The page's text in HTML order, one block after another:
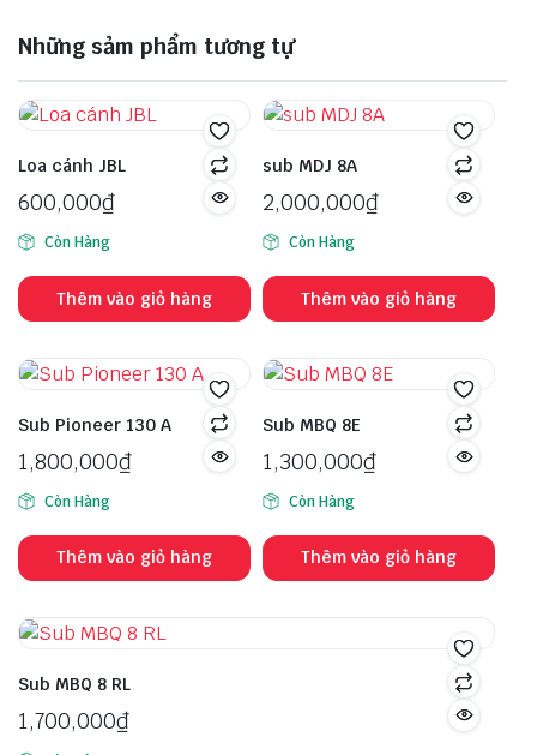
Những sảm phẩm tương tự
Loa cánh JBL
600,000₫
Còn Hàng
Thêm vào giỏ hàng
sub MDJ 8A
2,000,000₫
Còn Hàng
Thêm vào giỏ hàng
Sub Pioneer 130 A
1,800,000₫
Còn Hàng
Thêm vào giỏ hàng
Sub MBQ 8E
1,300,000₫
Còn Hàng
Thêm vào giỏ hàng
Sub MBQ 8 RL
1,700,000₫